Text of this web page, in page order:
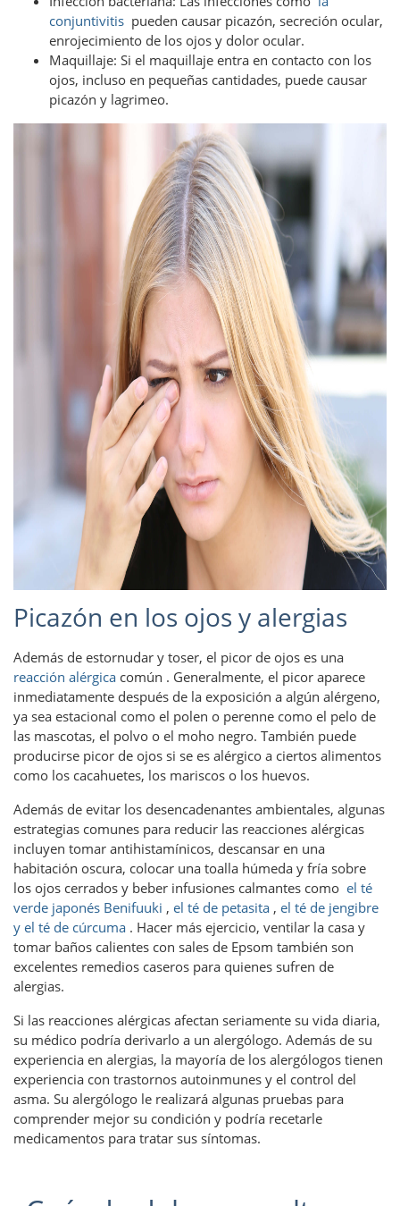
conjuntivitis pueden causar picazón, secreción ocular,
enrojecimiento de los ojos y dolor ocular.
Maquillaje: Si el maquillaje entra en contacto con los
ojos, incluso en pequeñas cantidades, puede causar
picazón y lagrimeo.
Picazón en los ojos y alergias
Además de estornudar y toser, el picor de ojos es una
reacción alérgica común . Generalmente, el picor aparece
inmediatamente después de la exposición a algún alérgeno,
ya sea estacional como el polen o perenne como el pelo de
las mascotas, el polvo o el moho negro. También puede
producirse picor de ojos si se es alérgico a ciertos alimentos
como los cacahuetes, los mariscos o los huevos.
Además de evitar los desencadenantes ambientales, algunas
estrategias comunes para reducir las reacciones alérgicas
incluyen tomar antihistamínicos, descansar en una
habitación oscura, colocar una toalla húmeda y fría sobre
los ojos cerrados y beber infusiones calmantes como el té
verde japonés Benifuuki , el té de petasita , el té de jengibre
y el té de cúrcuma . Hacer más ejercicio, ventilar la casa y
tomar baños calientes con sales de Epsom también son
excelentes remedios caseros para quienes sufren de
alergias.
Si las reacciones alérgicas afectan seriamente su vida diaria,
su médico podría derivarlo a un alergólogo. Además de su
experiencia en alergias, la mayoría de los alergólogos tienen
experiencia con trastornos autoinmunes y el control del
asma. Su alergólogo le realizará algunas pruebas para
comprender mejor su condición y podría recetarle
medicamentos para tratar sus síntomas.